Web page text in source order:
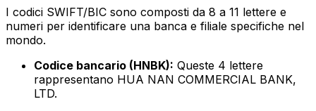
I codici SWIFT/BIC sono composti da 8 a 11 lettere e
numeri per identificare una banca e filiale specifiche nel
mondo.
Codice bancario (HNBK): Queste 4 lettere
rappresentano HUA NAN COMMERCIAL BANK,
LTD.